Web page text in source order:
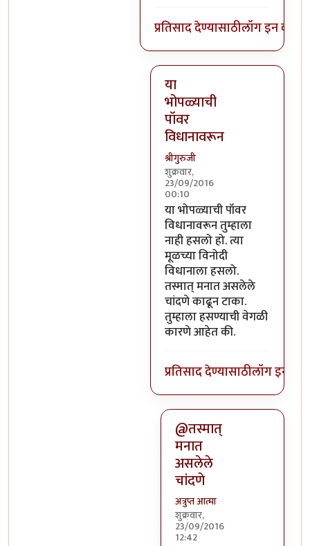
प्रतिसाद देण्यासाठीलॉग इन करा
या
भोपळ्याची
पॉवर
विधानावरून
श्रीगुरुजी
शुक्रवार,
23/09/2016
00:10
In reply toवर सांगितलेला अर्थ
या भोपळ्याची पॉवर
विधानावरून तुम्हाला
नाही हसलो हो. त्या
मूळच्या विनोदी
विधानाला हसलो.
तस्मात् मनात असलेले
चांदणे काढून टाका.
तुम्हाला हसण्याची वेगळी
कारणे आहेत की.
प्रतिसाद देण्यासाठीलॉग इन करा
@तस्मात्
मनात
असलेले
चांदणे
अत्रुप्त आत्मा
शुक्रवार,
23/09/2016
12:42